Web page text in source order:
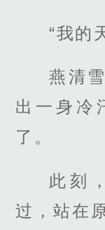
“我的
燕清
出一身冷
了。
此刻
过，站在